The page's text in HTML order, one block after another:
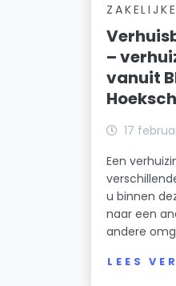
–
vanuit
17
Een
u binnen
naar een
andere
LEES